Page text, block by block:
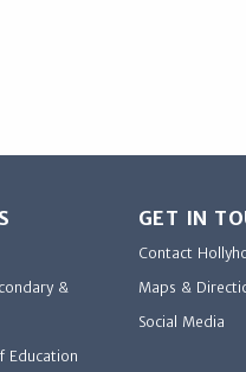
&
Education
GET IN
Contact
Maps &
Social Media